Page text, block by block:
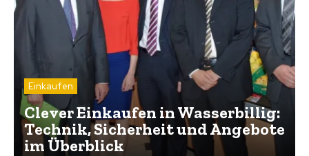
Einkaufen
Clever Einkaufen in Wasserbillig:
Technik, Sicherheit und Angebote
im Überblick